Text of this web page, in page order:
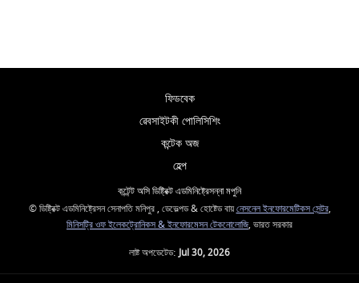
ফিডবেক
ৱেবসাইটকী পোলিসিশিং
কন্টেক অজ
হেল্প
কন্টেন্ট অসি ডিষ্ট্রিক্ট এডমিনিষ্ট্রেসন্না মপুনি
© ডিষ্ট্রিক্ট এডমিনিষ্ট্রেসন সেনাপতি মনিপুর , ডেভেল্পড & হোষ্টেড বায়নেসনেল ইনফোরমেটিকস সেন্টর,
মিনিসট্রি ওফ ইলেকট্রোনিকস & ইনফোরমেসন টেকনোলোজি, ভারত সরকার
লাষ্ট অপডেটেড:Jul 30, 2026